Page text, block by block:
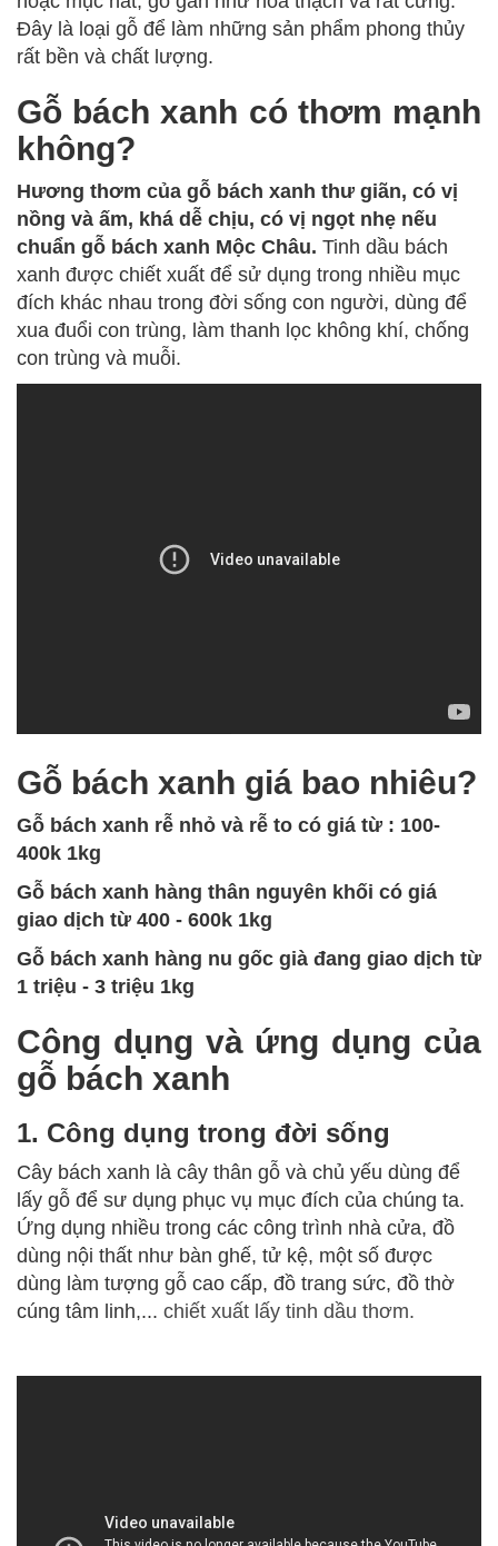
Đây là loại gỗ để làm những sản phẩm phong thủy
rất bền và chất lượng.
Gỗ bách xanh có thơm mạnh
không?
Hương thơm của gỗ bách xanh thư giãn, có vị
nồng và ấm, khá dễ chịu, có vị ngọt nhẹ nếu
chuẩn gỗ bách xanh Mộc Châu. Tinh dầu bách
xanh được chiết xuất để sử dụng trong nhiều mục
đích khác nhau trong đời sống con người, dùng để
xua đuổi con trùng, làm thanh lọc không khí, chống
con trùng và muỗi.
Gỗ bách xanh giá bao nhiêu?
Gỗ bách xanh rễ nhỏ và rễ to có giá từ : 100-
400k 1kg
Gỗ bách xanh hàng thân nguyên khối có giá
giao dịch từ 400 - 600k 1kg
Gỗ bách xanh hàng nu gốc già đang giao dịch từ
1 triệu - 3 triệu 1kg
Công dụng và ứng dụng của
gỗ bách xanh
1. Công dụng trong đời sống
Cây bách xanh là cây thân gỗ và chủ yếu dùng để
lấy gỗ để sư dụng phục vụ mục đích của chúng ta.
Ứng dụng nhiều trong các công trình nhà cửa, đồ
dùng nội thất như bàn ghế, tử kệ, một số được
dùng làm tượng gỗ cao cấp, đồ trang sức, đồ thờ
cúng tâm linh,... chiết xuất lấy tinh dầu thơm.